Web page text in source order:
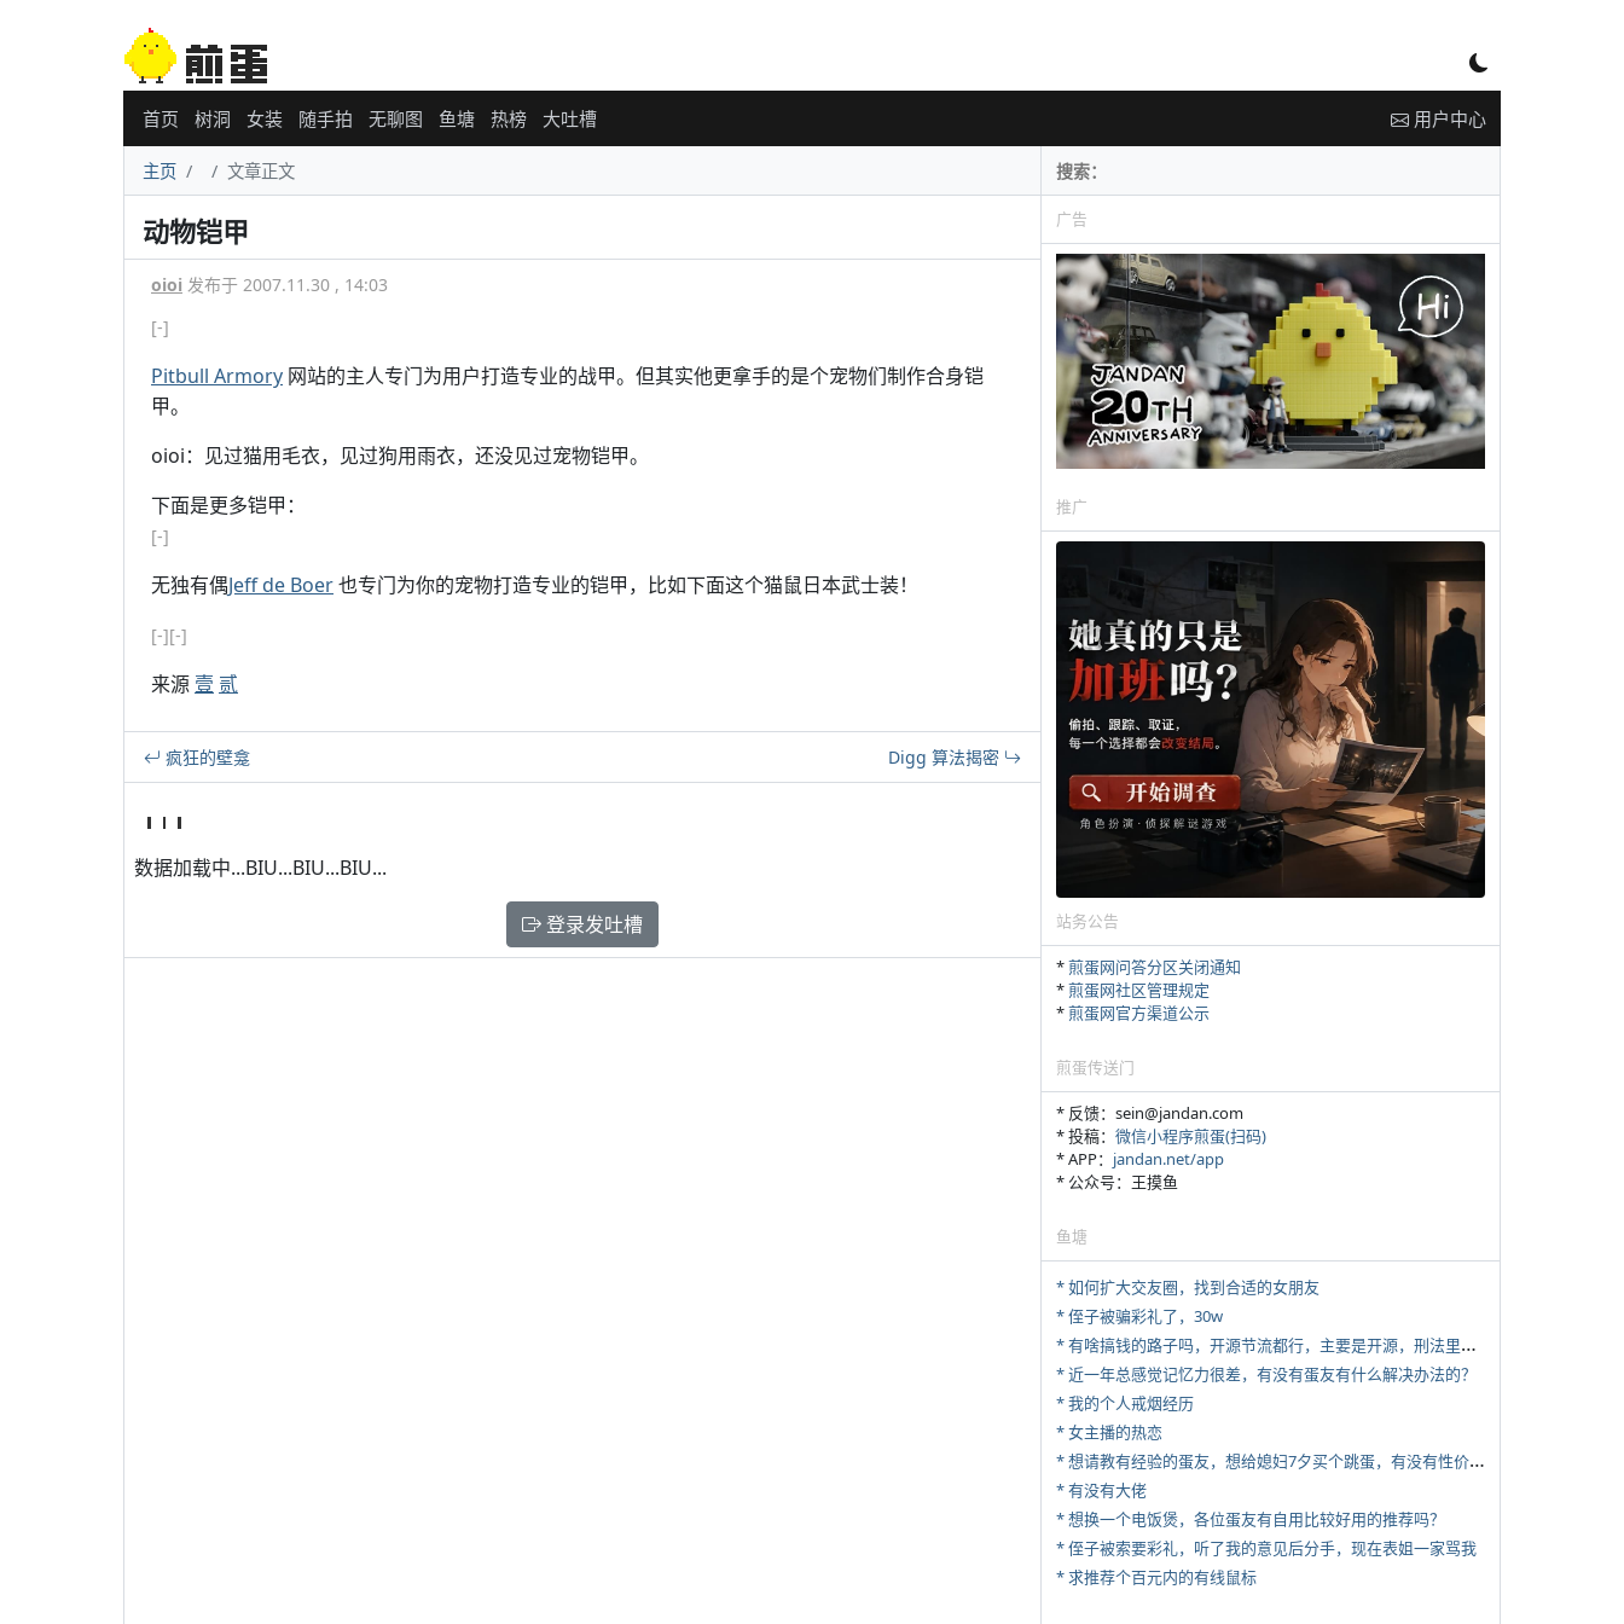
首页 树洞 女装 随手拍 无聊图 鱼塘 热榜 大吐槽 用户中心
主页 文章正文
动物铠甲
oioi 发布于 2007.11.30 , 14:03
[-]
Pitbull Armory 网站的主人专门为用户打造专业的战甲。但其实他更拿手的是个宠物们制作合身铠
甲。
oioi：见过猫用毛衣，见过狗用雨衣，还没见过宠物铠甲。
下面是更多铠甲：
[-]
无独有偶Jeff de Boer也专门为你的宠物打造专业的铠甲，比如下面这个猫鼠日本武士装！
[-][-]
来源 壹 贰
疯狂的壁龛 Digg 算法揭密
数据加载中...BIU...BIU...BIU...
登录发吐槽
广告
推广
站务公告
*煎蛋网问答分区关闭通知
*煎蛋网社区管理规定
*煎蛋网官方渠道公示
煎蛋传送门
* 反馈：sein@jandan.com
* 投稿： 微信小程序煎蛋(扫码)
* APP： jandan.net/app
* 公众号：王摸鱼
鱼塘
* 如何扩大交友圈，找到合适的女朋友
* 侄子被骗彩礼了，30w
*
有啥搞钱的路子吗，开源节流都行，主要是开源，刑法里的咱不做
* 近一年总感觉记忆力很差，有没有蛋友有什么解决办法的？
* 我的个人戒烟经历
* 女主播的热恋
*
想请教有经验的蛋友，想给媳妇7夕买个跳蛋，有没有性价比高的推荐
* 有没有大佬
* 想换一个电饭煲，各位蛋友有自用比较好用的推荐吗？
* 侄子被索要彩礼，听了我的意见后分手，现在表姐一家骂我
* 求推荐个百元内的有线鼠标